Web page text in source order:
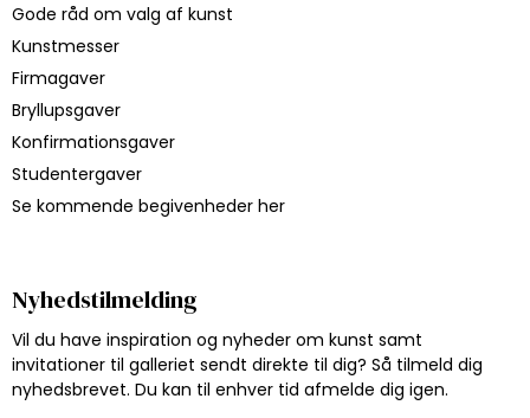
Gode råd om valg af kunst
Kunstmesser
Firmagaver
Bryllupsgaver
Konfirmationsgaver
Studentergaver
Se kommende begivenheder her
Nyhedstilmelding
Vil du have inspiration og nyheder om kunst samt
invitationer til galleriet sendt direkte til dig? Så tilmeld dig
nyhedsbrevet. Du kan til enhver tid afmelde dig igen.